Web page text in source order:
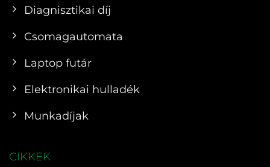
Diagnisztikai díj
Csomagautomata
Laptop futár
Elektronikai hulladék
Munkadíjak
CIKKEK